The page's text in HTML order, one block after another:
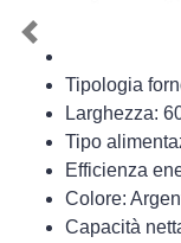
Tipologia
Larghezza:
Tipo
Efficienza
Colore:
Capacità
Previous